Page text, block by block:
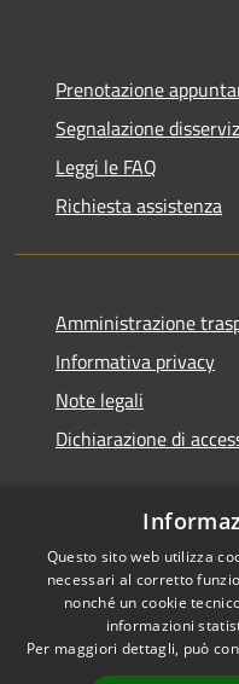
Prenotazione
Segnalazione
Leggi le FAQ
Richiesta assistenza
Amministrazione
Informativa privacy
Note legali
Dichiarazione di
RSS
Accessibilità
Questo sito web utilizza
necessari al corretto
nonché un cookie
informazioni
Per maggiori dettagli, può